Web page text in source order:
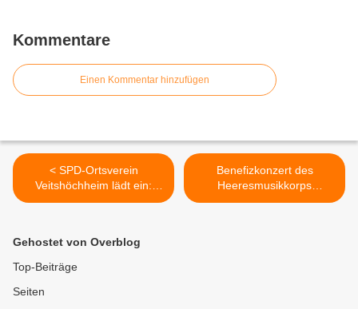
Kommentare
Einen Kommentar hinzufügen
< SPD-Ortsverein
Veitshöchheim lädt ein:
Kostenlose Führung im
Beisammensein in der Ex-
Hecke "Schmidt Schorsch"
Benefizkonzert des
Heeresmusikkorps
Veitshöchheim zugunsten
Gehostet von Overblog
Top-Beiträge
Seiten